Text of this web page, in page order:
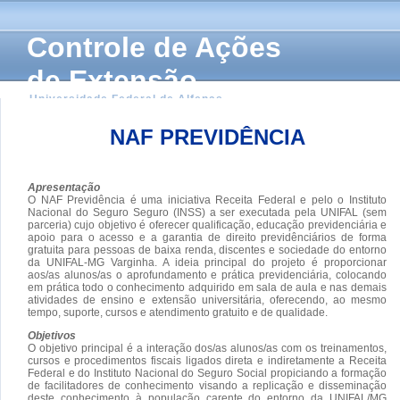
Controle de Ações
de Extensão
Universidade Federal de Alfenas
NAF PREVIDÊNCIA
Apresentação
O NAF Previdência é uma iniciativa Receita Federal e pelo o Instituto
Nacional do Seguro Seguro (INSS) a ser executada pela UNIFAL (sem
parceria) cujo objetivo é oferecer qualificação, educação previdenciária e
apoio para o acesso e a garantia de direito previdênciários de forma
gratuita para pessoas de baixa renda, discentes e sociedade do entorno
da UNIFAL-MG Varginha. A ideia principal do projeto é proporcionar
aos/as alunos/as o aprofundamento e prática previdenciária, colocando
em prática todo o conhecimento adquirido em sala de aula e nas demais
atividades de ensino e extensão universitária, oferecendo, ao mesmo
tempo, suporte, cursos e atendimento gratuito e de qualidade.
Objetivos
O objetivo principal é a interação dos/as alunos/as com os treinamentos,
cursos e procedimentos fiscais ligados direta e indiretamente a Receita
Federal e do Instituto Nacional do Seguro Social propiciando a formação
de facilitadores de conhecimento visando a replicação e disseminação